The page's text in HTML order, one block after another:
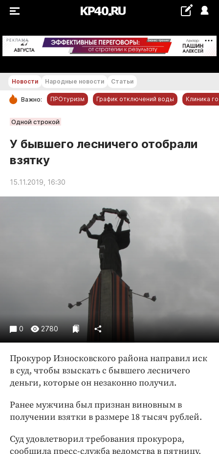
РЕКЛАМА +26...+27 °С
РУБРИКИ
Статьи
Народные новости
Авто и транспорт
Благоустройство
Недвижимость и ЖКХ
Происшествия
Спорт
Экономика и бизнес
ПРОЕКТЫ
Издания
Интересное чтиво
Новости Народные новости Статьи
Важно: ПРОтуризм График отключений воды Клиника
Одной строкой
У бывшего лесничего отобрали
взятку
15.11.2019, 16:30
0 2780
Прокурор Износковского района направил иск
в суд, чтобы взыскать с бывшего лесничего
деньги, которые он незаконно получил.
Ранее мужчина был признан виновным в
получении взятки в размере 18 тысяч рублей.
Суд удовлетворил требования прокурора,
сообщила пресс-служба ведомства в пятницу,